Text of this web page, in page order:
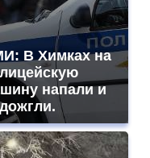
В Химках на
напали и